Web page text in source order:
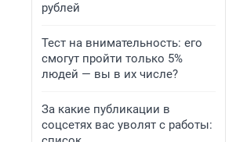
рублей
Тест на внимательность: его
смогут пройти только 5%
людей — вы в их числе?
За какие публикации в
соцсетях вас уволят с работы: